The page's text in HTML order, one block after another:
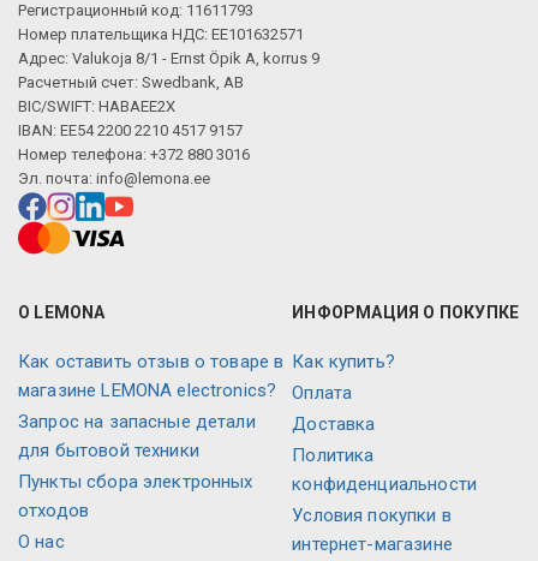
Регистрационный код: 11611793
Номер плательщика НДС: EE101632571
Адрес: Valukoja 8/1 - Ernst Öpik A, korrus 9
Расчетный счет: Swedbank, AB
BIC/SWIFT: HABAEE2X
IBAN: EE54 2200 2210 4517 9157
Номер телефона: +372 880 3016
Эл. почта: info@lemona.ee
О LEMONA
Как оставить отзыв о товаре в
магазине LEMONA electronics?
Запрос на запасные детали
для бытовой техники
Пункты сбора электронных
отходов
О нас
ИНФОРМАЦИЯ О ПОКУПКЕ
Как купить?
Оплата
Доставка
Политика
конфиденциальности
Условия покупки в
интернет-магазине